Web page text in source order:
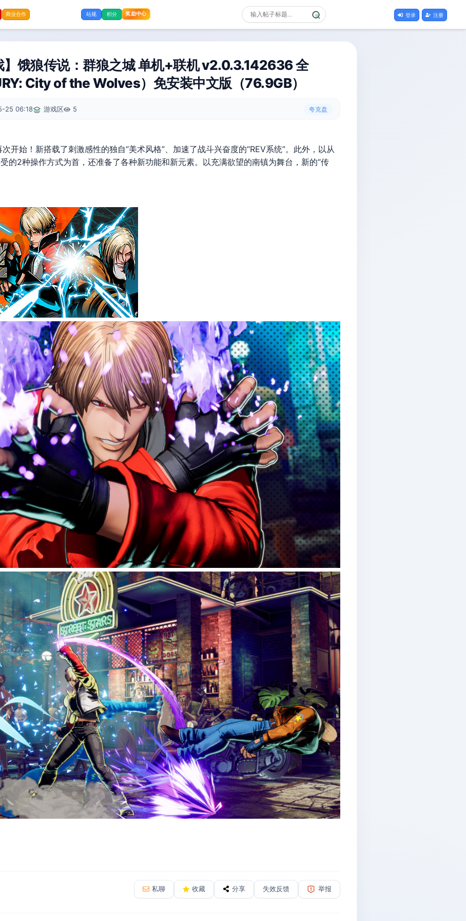
商业合作 站规 积分 奖励中心 登录 注册
】饿狼传说：群狼之城 单机+联机 v2.0.3.142636 全
City of the Wolves）免安装中文版（76.9GB）
25 06:18 游戏区 5 夸克盘
开始！新搭载了刺激感性的独自“美术风格”、加速了战斗兴奋度的“REV系统”。此外，以从
的2种操作方式为首，还准备了各种新功能和新元素。以充满欲望的南镇为舞台，新的“传
私聊 收藏 分享 失效反馈 举报